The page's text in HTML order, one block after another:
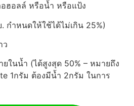
ฮอลล์ หรือน้ำ หรือแป้ง
กำหนดให้ใช้ได้ไม่เกิน 25%)
ว
ในน้ำ (ได้สูงสุด 50% – หมายถึง
1กรัม ต้องมีน้ำ 2กรัม ในการ